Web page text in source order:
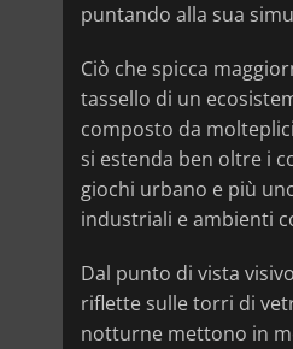
puntando alla sua
Ciò che spicca
tassello di un
composto da
si estenda ben oltre i
giochi urbano e più
industriali e ambienti
Dal punto di vista
riflette sulle torri di
notturne mettono in